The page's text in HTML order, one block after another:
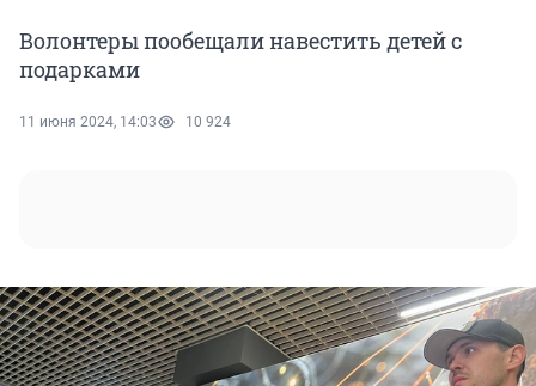
Волонтеры пообещали навестить детей с
подарками
11 июня 2024, 14:03 10 924